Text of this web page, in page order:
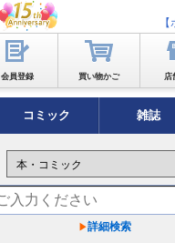
会員登録 買い物かご 店
コミック 雑誌
詳細検索